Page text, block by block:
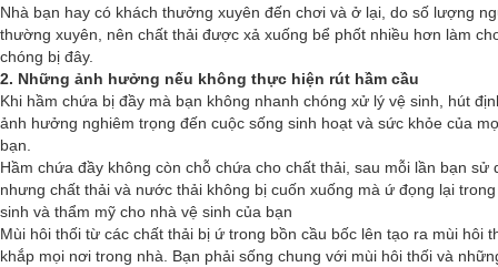
Nhà bạn hay có khách thưởng xuyên đến chơi và ở lại, do số lượng
thường xuyên, nên chất thải được xả xuống bể phốt nhiều hơn làm
chóng bị đây.
2. Những ảnh hưởng nếu không thực hiện rút hầm cầu
Khi hầm chứa bị đầy mà bạn không nhanh chóng xử lý vệ sinh, hút
ảnh hưởng nghiêm trọng đến cuộc sống sinh hoạt và sức khỏe của
bạn.
Hầm chứa đầy không còn chỗ chứa cho chất thải, sau mỗi lần bạn sử
nhưng chất thải và nước thải không bị cuốn xuống mà ứ đọng lại
sinh và thẩm mỹ cho nhà vệ sinh của bạn
Mùi hôi thối từ các chất thải bị ứ trong bồn cầu bốc lên tạo ra mùi hôi
khắp mọi nơi trong nhà. Bạn phải sống chung với mùi hôi thối và